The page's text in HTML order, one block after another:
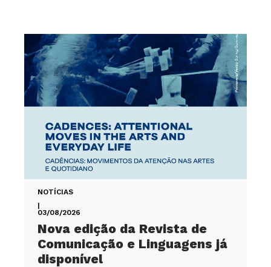
NOTÍCIAS
|
03/08/2026
Nova edição da Revista de
Comunicação e Linguagens já
disponível